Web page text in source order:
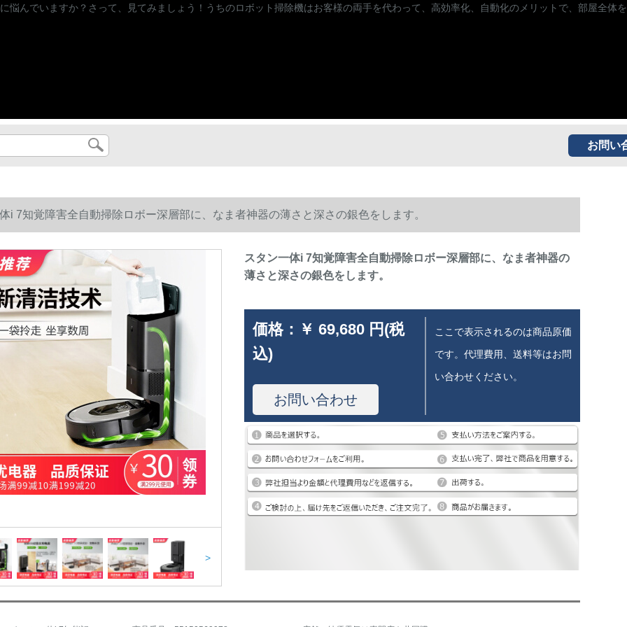
悩んでいますか？さって、見てみましょう！うちのロボット掃除機はお客様の両手を代わって、高効率化、自動化のメリットで、部屋全体
お問い
i 7知覚障害全自動掃除ロボー深層部に、なま者神器の薄さと深さの銀色をします。
>
スタン一体i 7知覚障害全自動掃除ロボー深層部に、なま者神器の
薄さと深さの銀色をします。
価格： ￥ 69,680 円(税
込)
お問い合わせ
ここで表示されるのは商品原価
です。代理費用、送料等はお問
い合わせください。